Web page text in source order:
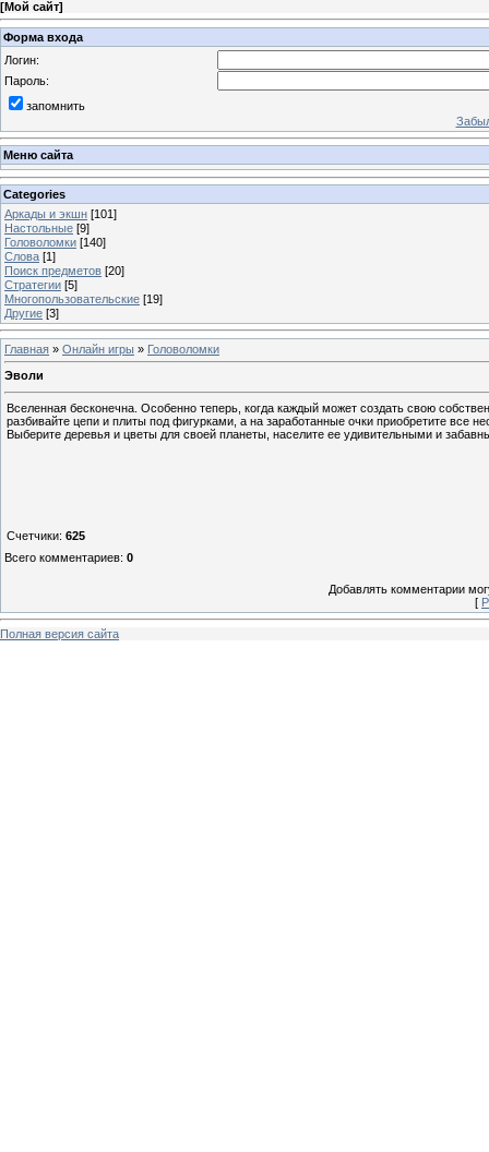
[Мой сайт]
Форма входа
Логин:
Пароль:
запомнить
Меню сайта
Categories
Аркады и экшн [101]
Настольные [9]
Головоломки [140]
Слова [1]
Поиск предметов [20]
Стратегии [5]
Многопользовательские [19]
Другие [3]
Главная » Онлайн игры » Головоломки
Эволи
Вселенная бесконечна. Особенно теперь, когда каждый может создать свою
разбивайте цепи и плиты под фигурками, а на заработанные очки приобретите все
Выберите деревья и цветы для своей планеты, населите ее удивительными и
Счетчики: 625
Всего комментариев: 0
Добавлять комментарии
[
Полная версия сайта